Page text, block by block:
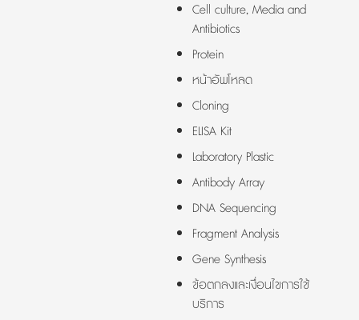
Cell culture, Media and
Antibiotics
Protein
หน้าอัพโหลด
Cloning
ELISA Kit
Laboratory Plastic
Antibody Array
DNA Sequencing
Fragment Analysis
Gene Synthesis
ข้อตกลงและเงื่อนไขการใช้
บริการ